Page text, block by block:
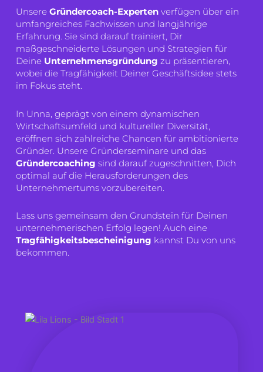
UnsereGründercoach-Experten verfügen über ein
umfangreiches Fachwissen und langjährige
Erfahrung. Sie sind darauf trainiert, Dir
maßgeschneiderte Lösungen und Strategien für
Deine Unternehmensgründung zu präsentieren,
wobei die Tragfähigkeit Deiner Geschäftsidee stets
im Fokus steht.
In Unna, geprägt von einem dynamischen
Wirtschaftsumfeld und kultureller Diversität,
eröffnen sich zahlreiche Chancen für ambitionierte
Gründer. Unsere Gründerseminare und das
Gründercoaching sind darauf zugeschnitten, Dich
optimal auf die Herausforderungen des
Unternehmertums vorzubereiten.
Lass uns gemeinsam den Grundstein für Deinen
unternehmerischen Erfolg legen! Auch eine
Tragfähigkeitsbescheinigung kannst Du von uns
bekommen.